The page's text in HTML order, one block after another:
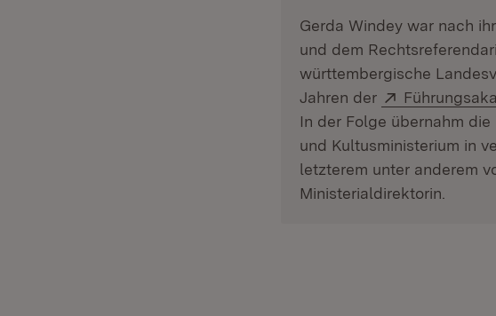
Gerda Windey war nach
und dem
württembergische
Jahren der
Extern:
In der Folge übernahm
und Kultusministerium in
letzterem unter anderem
Ministerialdirektorin.